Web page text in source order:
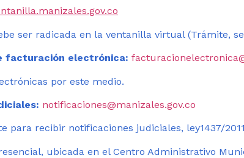
ser radicada en la ventanilla virtual (Trámite,
facturación electrónica:
por este medio.
notificaciones@manizales.gov.co
para recibir notificaciones judiciales, ley1437/2011
ubicada en el Centro Administrativo